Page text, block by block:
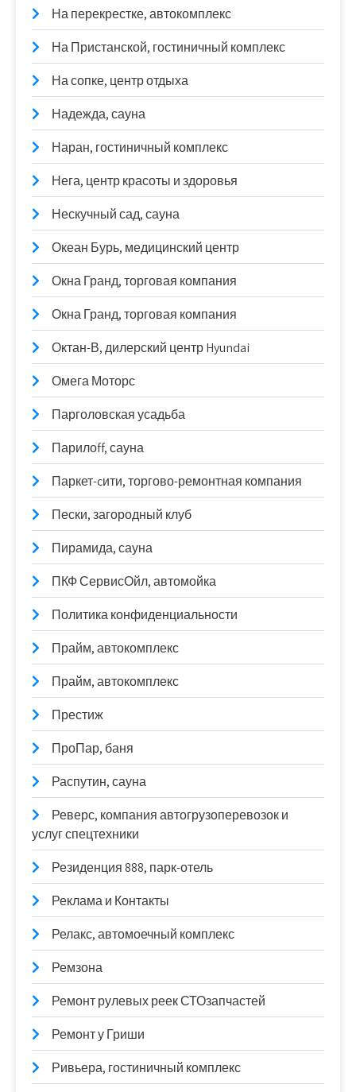
На перекрестке, автокомплекс
На Пристанской, гостиничный комплекс
На сопке, центр отдыха
Надежда, сауна
Наран, гостиничный комплекс
Нега, центр красоты и здоровья
Нескучный сад, сауна
Океан Бурь, медицинский центр
Окна Гранд, торговая компания
Окна Гранд, торговая компания
Октан-В, дилерский центр Hyundai
Омега Моторс
Парголовская усадьба
Парилоff, сауна
Паркет-cити, торгово-ремонтная компания
Пески, загородный клуб
Пирамида, сауна
ПКФ СервисОйл, автомойка
Политика конфиденциальности
Прайм, автокомплекс
Прайм, автокомплекс
Престиж
ПроПар, баня
Распутин, сауна
Реверс, компания автогрузоперевозок и
услуг спецтехники
Резиденция 888, парк-отель
Реклама и Контакты
Релакс, автомоечный комплекс
Ремзона
Ремонт рулевых реек СТОзапчастей
Ремонт у Гриши
Ривьера, гостиничный комплекс